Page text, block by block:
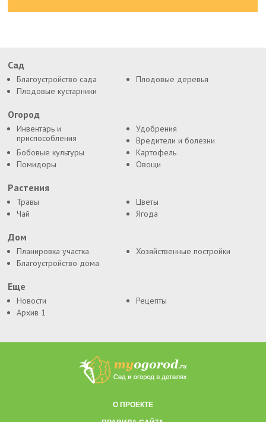
Сад
Благоустройство сада
Плодовые деревья
Плодовые кустарники
Огород
Инвентарь и
приспособления
Удобрения
Вредители и болезни
Бобовые культуры
Картофель
Помидоры
Овощи
Растения
Травы
Цветы
Чай
Ягода
Дом
Планировка участка
Хозяйственные постройки
Благоустройство дома
Еще
Новости
Рецепты
Архив 1
О ПРОЕКТЕ